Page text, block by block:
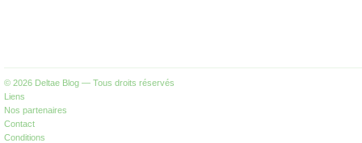
© 2026 Deltae Blog — Tous droits réservés
Liens
Nos partenaires
Contact
Conditions